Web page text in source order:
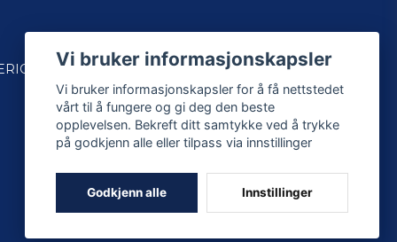
Vi bruker informasjonskapsler
Vi bruker informasjonskapsler for å få nettstedet
vårt til å fungere og gi deg den beste
opplevelsen. Bekreft ditt samtykke ved å trykke
på godkjenn alle eller tilpass via innstillinger
Godkjenn alle Innstillinger